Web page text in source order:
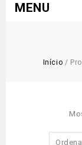
MENU
Início /